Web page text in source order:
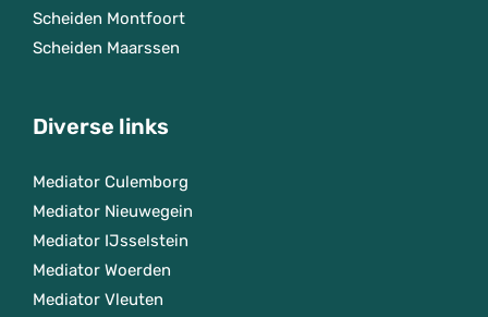
Scheiden Montfoort
Scheiden Maarssen
Diverse links
Mediator Culemborg
Mediator Nieuwegein
Mediator IJsselstein
Mediator Woerden
Mediator Vleuten